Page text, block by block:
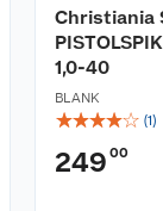
Christiania
1,0-40
BLANK
☆☆☆☆☆ (1)
249 00